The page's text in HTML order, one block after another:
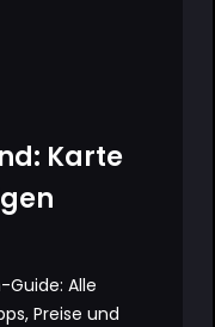
Karte
Alle
Preise und